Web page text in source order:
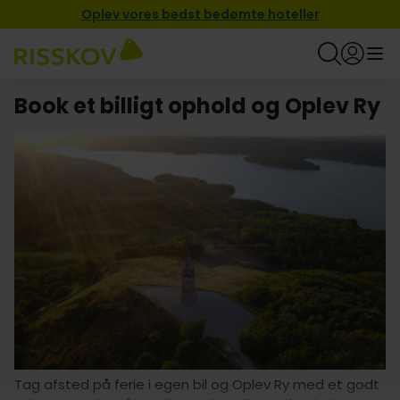
Oplev vores bedst bedømte hoteller
Book et billigt ophold og Oplev Ry
Tag afsted på ferie i egen bil og Oplev Ry med et godt